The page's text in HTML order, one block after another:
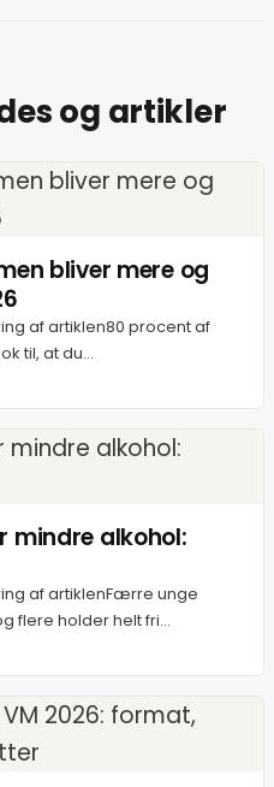
og artikler
bliver mere og
af artiklen80 procent af
til, at du...
mindre alkohol:
af artiklenFærre unge
flere holder helt fri...